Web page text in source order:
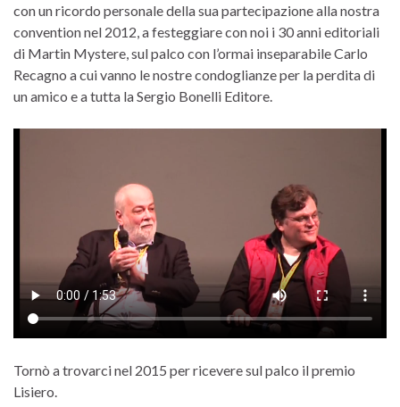
con un ricordo personale della sua partecipazione alla nostra
convention nel 2012, a festeggiare con noi i 30 anni editoriali
di Martin Mystere, sul palco con l’ormai inseparabile Carlo
Recagno a cui vanno le nostre condoglianze per la perdita di
un amico e a tutta la Sergio Bonelli Editore.
Tornò a trovarci nel 2015 per ricevere sul palco il premio
Lisiero.